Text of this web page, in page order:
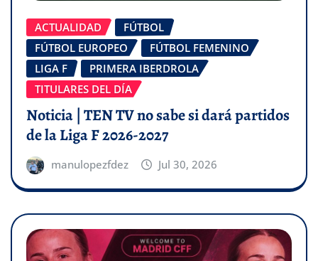
ACTUALIDAD
FÚTBOL
FÚTBOL EUROPEO
FÚTBOL FEMENINO
LIGA F
PRIMERA IBERDROLA
TITULARES DEL DÍA
Noticia | TEN TV no sabe si dará partidos
de la Liga F 2026-2027
manulopezfdez Jul 30, 2026